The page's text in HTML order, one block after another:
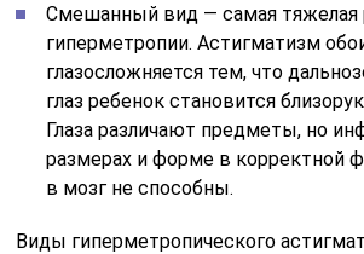
Смешанный вид — самая тяжелая
гиперметропии. Астигматизм
глазосложняется тем, что
глаз ребенок становится
Глаза различают предметы, но
размерах и форме в корректной
в мозг не способны.
Виды гиперметропического